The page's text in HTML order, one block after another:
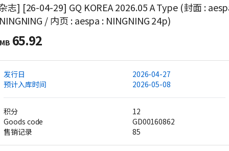
志] [26-04-29] GQ KOREA 2026.05 A Type (封面 :
/ 内页 : aespa : NINGNING 24p)
65.92
发行日
2026-04-27
预计入库时间
2026-05-08
积分
12
Goods code
GD00160862
售销记录
85